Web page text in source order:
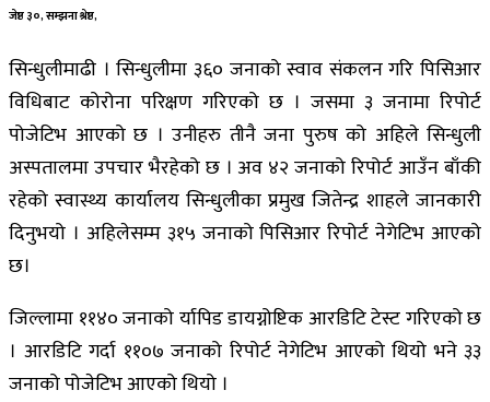
जेष्ठ ३०, सम्झना श्रेष्ठ,
सिन्धुलीमाढी । सिन्धुलीमा ३६० जनाको स्वाव संकलन गरि पिसिआर
विधिबाट कोरोना परिक्षण गरिएको छ । जसमा ३ जनामा रिपोर्ट
पोजेटिभ आएको छ । उनीहरु तीनै जना पुरुष को अहिले सिन्धुली
अस्पतालमा उपचार भैरहेको छ । अव ४२ जनाको रिपोर्ट आउँन बाँकी
रहेको स्वास्थ्य कार्यालय सिन्धुलीका प्रमुख जितेन्द्र शाहले जानकारी
दिनुभयो । अहिलेसम्म ३१५ जनाको पिसिआर रिपोर्ट नेगेटिभ आएको
छ।
जिल्लामा ११४० जनाको र्यापिड डायग्नोष्टिक आरडिटि टेस्ट गरिएको छ
। आरडिटि गर्दा ११०७ जनाको रिपोर्ट नेगेटिभ आएको थियो भने ३३
जनाको पोजेटिभ आएको थियो ।